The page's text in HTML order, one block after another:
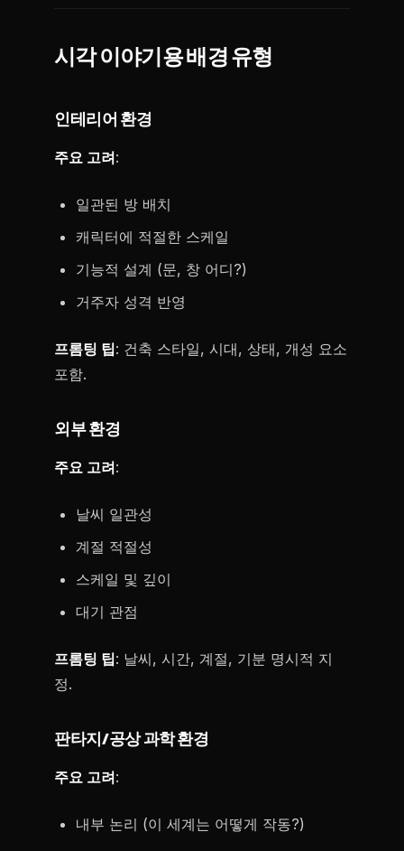
시각 이야기용 배경 유형
인테리어 환경
주요 고려:
일관된 방 배치
캐릭터에 적절한 스케일
기능적 설계 (문, 창 어디?)
거주자 성격 반영
프롬팅 팁: 건축 스타일, 시대, 상태, 개성 요소
포함.
외부 환경
주요 고려:
날씨 일관성
계절 적절성
스케일 및 깊이
대기 관점
프롬팅 팁: 날씨, 시간, 계절, 기분 명시적 지
정.
판타지/공상 과학 환경
주요 고려:
내부 논리 (이 세계는 어떻게 작동?)